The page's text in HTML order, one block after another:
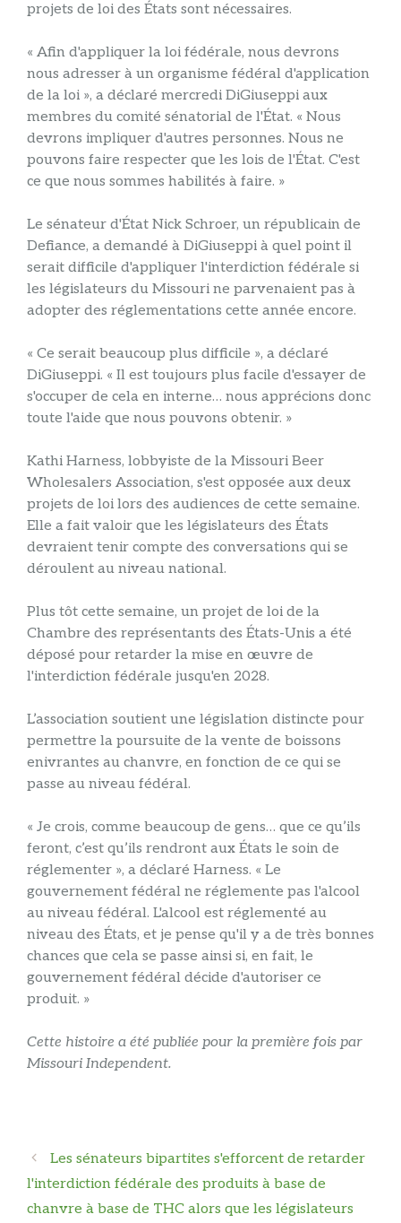
projets de loi des États sont nécessaires.
« Afin d'appliquer la loi fédérale, nous devrons
nous adresser à un organisme fédéral d'application
de la loi », a déclaré mercredi DiGiuseppi aux
membres du comité sénatorial de l'État. « Nous
devrons impliquer d'autres personnes. Nous ne
pouvons faire respecter que les lois de l'État. C'est
ce que nous sommes habilités à faire. »
Le sénateur d'État Nick Schroer, un républicain de
Defiance, a demandé à DiGiuseppi à quel point il
serait difficile d'appliquer l'interdiction fédérale si
les législateurs du Missouri ne parvenaient pas à
adopter des réglementations cette année encore.
« Ce serait beaucoup plus difficile », a déclaré
DiGiuseppi. « Il est toujours plus facile d'essayer de
s'occuper de cela en interne… nous apprécions donc
toute l'aide que nous pouvons obtenir. »
Kathi Harness, lobbyiste de la Missouri Beer
Wholesalers Association, s'est opposée aux deux
projets de loi lors des audiences de cette semaine.
Elle a fait valoir que les législateurs des États
devraient tenir compte des conversations qui se
déroulent au niveau national.
Plus tôt cette semaine, un projet de loi de la
Chambre des représentants des États-Unis a été
déposé pour retarder la mise en œuvre de
l'interdiction fédérale jusqu'en 2028.
L’association soutient une législation distincte pour
permettre la poursuite de la vente de boissons
enivrantes au chanvre, en fonction de ce qui se
passe au niveau fédéral.
« Je crois, comme beaucoup de gens… que ce qu’ils
feront, c’est qu’ils rendront aux États le soin de
réglementer », a déclaré Harness. « Le
gouvernement fédéral ne réglemente pas l'alcool
au niveau fédéral. L'alcool est réglementé au
niveau des États, et je pense qu'il y a de très bonnes
chances que cela se passe ainsi si, en fait, le
gouvernement fédéral décide d'autoriser ce
produit. »
Cette histoire a été publiée pour la première fois par
Missouri Independent.
Navigation
des
articles
Les sénateurs bipartites s'efforcent de retarder
l'interdiction fédérale des produits à base de
chanvre à base de THC alors que les législateurs